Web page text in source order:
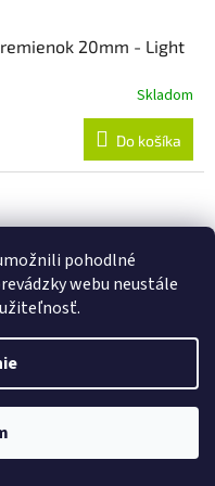
pohodlné
webu neustále
20mm - Light
Skladom
Do košíka